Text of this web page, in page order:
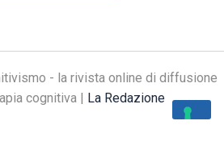
- la rivista online di diffusione
cognitiva | La Redazione